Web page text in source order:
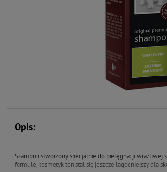
Opis:
Szampon stworzony specjalnie do pielęgnacji wrażliwej
formule, kosmetyk ten stał się jeszcze łagodniejszy dla